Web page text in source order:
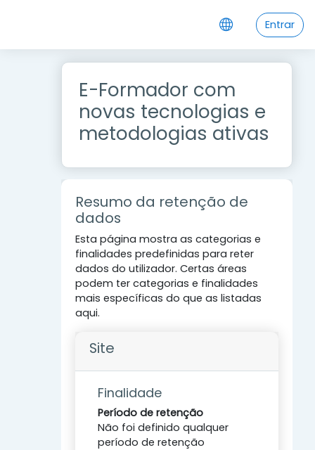
Entrar
E-Formador com
novas tecnologias e
metodologias ativas
Resumo da retenção de
dados
Esta página mostra as categorias e
finalidades predefinidas para reter
dados do utilizador. Certas áreas
podem ter categorias e finalidades
mais específicas do que as listadas
aqui.
Site
Finalidade
Período de retenção
Não foi definido qualquer
período de retenção